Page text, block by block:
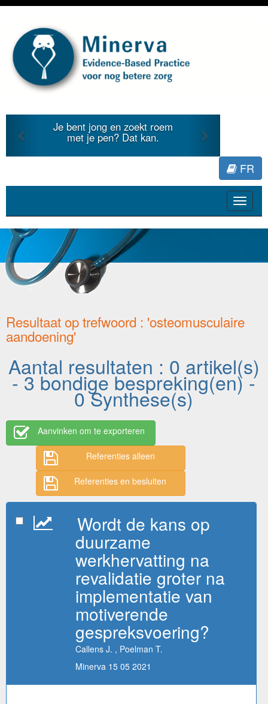
Je bent jong en zoekt roem
met je pen? Dat kan.
Previous
FR
Toggle
Resultaat op trefwoord : 'osteomusculaire
aandoening'
Aantal resultaten : 0 artikel(s)
- 3 bondige bespreking(en) -
0 Synthese(s)
Aanvinken om te exporteren
Referenties alleen
Referenties en besluiten
Wordt de kans op
duurzame
werkhervatting na
revalidatie groter na
implementatie van
motiverende
gespreksvoering?
Callens J. , Poelman T.
Minerva 15 05 2021